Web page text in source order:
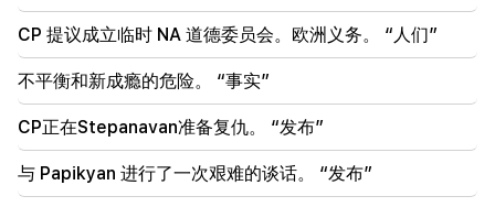
CP 提议成立临时 NA 道德委员会。欧洲义务。 “人们”
不平衡和新成瘾的危险。 “事实”
CP正在Stepanavan准备复仇。 “发布”
与 Papikyan 进行了一次艰难的谈话。 “发布”